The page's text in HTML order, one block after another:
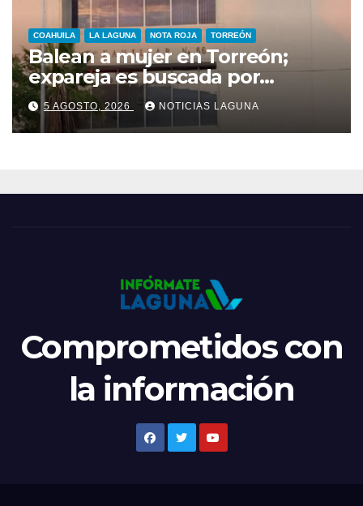
COAHUILA LA LAGUNA NOTA ROJA TORREÓN
Balean a mujer en Torreón;
expareja es buscada por
presunto intento de feminicidio
5 AGOSTO, 2026 NOTICIAS LAGUNA
Comprometidos con
la información